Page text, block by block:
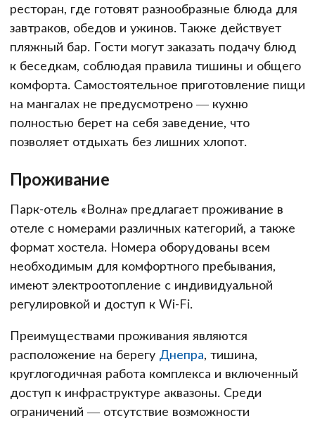
ресторан, где готовят разнообразные блюда для
завтраков, обедов и ужинов. Также действует
пляжный бар. Гости могут заказать подачу блюд
к беседкам, соблюдая правила тишины и общего
комфорта. Самостоятельное приготовление пищи
на мангалах не предусмотрено — кухню
полностью берет на себя заведение, что
позволяет отдыхать без лишних хлопот.
Проживание
Парк-отель «Волна» предлагает проживание в
отеле с номерами различных категорий, а также
формат хостела. Номера оборудованы всем
необходимым для комфортного пребывания,
имеют электроотопление с индивидуальной
регулировкой и доступ к Wi-Fi.
Преимуществами проживания являются
расположение на берегу Днепра, тишина,
круглогодичная работа комплекса и включенный
доступ к инфраструктуре аквазоны. Среди
ограничений — отсутствие возможности